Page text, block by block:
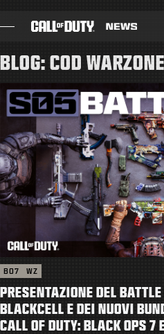
BLOG
GUIDE
NOTE PATCH
GIOCHI
NEGOZIO
ESPORTS
ASSISTENZA
BLOG: COD WARZONE
BO7 WZ
PRESENTAZIONE DEL
BLACKCELL E DEI NUOVI
CALL OF DUTY: BLACK OPS 7